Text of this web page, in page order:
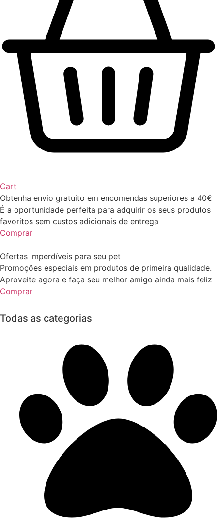
Cart
Obtenha envio gratuito em encomendas superiores a 40€
É a oportunidade perfeita para adquirir os seus produtos
favoritos sem custos adicionais de entrega
Comprar
Ofertas imperdíveis para seu pet
Promoções especiais em produtos de primeira qualidade.
Aproveite agora e faça seu melhor amigo ainda mais feliz
Comprar
Todas as categorias